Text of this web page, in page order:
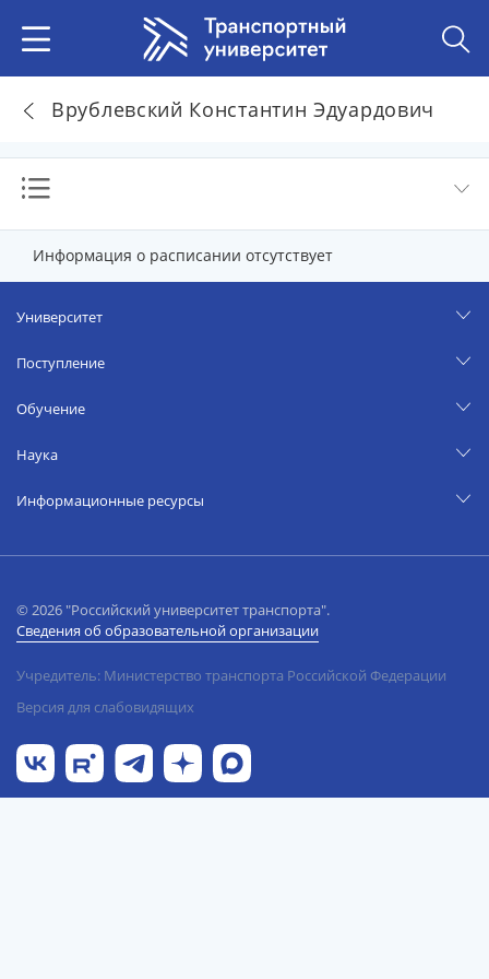
Врублевский Константин Эдуардович
Информация о расписании отсутствует
Университет
Поступление
Обучение
Наука
Информационные ресурсы
© 2026 "Российский университет транспорта".
Сведения об образовательной организации
Учредитель: Министерство транспорта Российской Федерации
Версия для слабовидящих